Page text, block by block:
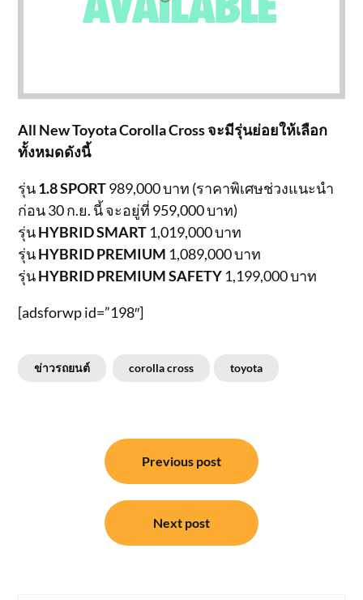
All New Toyota Corolla Cross จะมีรุ่นย่อยให้เลือก
ทั้งหมดดังนี้
รุ่น1.8 SPORT989,000 บาท (ราคาพิเศษช่วงแนะนำ
ก่อน 30 ก.ย. นี้ จะอยู่ที่ 959,000 บาท)
รุ่นHYBRID SMART 1,019,000 บาท
รุ่นHYBRID PREMIUM 1,089,000 บาท
รุ่นHYBRID PREMIUM SAFETY 1,199,000 บาท
[adsforwp id=”198″]
ข่าวรถยนต์ corolla cross toyota
Previous post
Next post